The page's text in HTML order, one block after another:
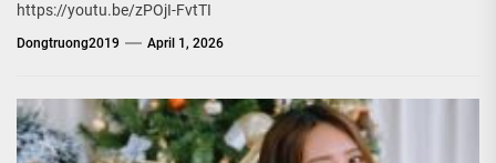
https://youtu.be/zPOjI-FvtTI
Dongtruong2019 April 1, 2026